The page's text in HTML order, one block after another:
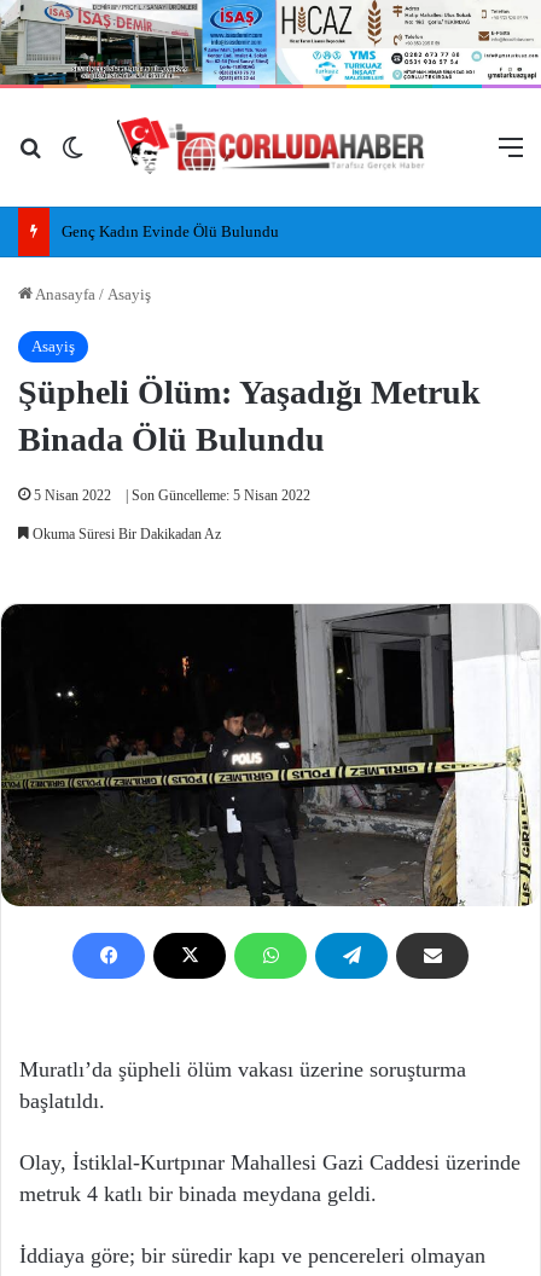
Arama yap ...
Dış görünümü değiştir
Genç Kadın Evinde Ölü Bulundu
Anasayfa / Asayiş
Asayiş
Şüpheli Ölüm: Yaşadığı Metruk
Binada Ölü Bulundu
5 Nisan 2022 | Son Güncelleme: 5 Nisan 2022
Okuma Süresi Bir Dakikadan Az
Muratlı’da şüpheli ölüm vakası üzerine soruşturma
başlatıldı.
Olay, İstiklal-Kurtpınar Mahallesi Gazi Caddesi üzerinde
metruk 4 katlı bir binada meydana geldi.
İddiaya göre; bir süredir kapı ve pencereleri olmayan